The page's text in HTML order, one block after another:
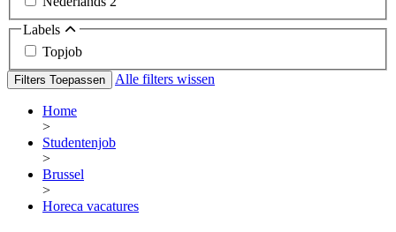
Labels
Topjob
Filters Toepassen Alle filters wissen
Home
>
Studentenjob
>
Brussel
>
Horeca vacatures